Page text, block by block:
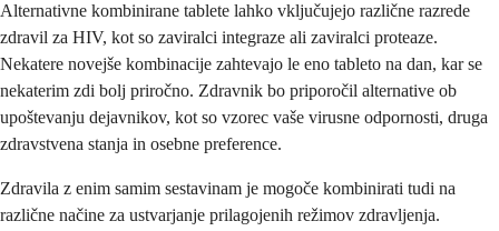
Alternativne kombinirane tablete lahko vključujejo različne razrede
zdravil za HIV, kot so zaviralci integraze ali zaviralci proteaze.
Nekatere novejše kombinacije zahtevajo le eno tableto na dan, kar se
nekaterim zdi bolj priročno. Zdravnik bo priporočil alternative ob
upoštevanju dejavnikov, kot so vzorec vaše virusne odpornosti, druga
zdravstvena stanja in osebne preference.
Zdravila z enim samim sestavinam je mogoče kombinirati tudi na
različne načine za ustvarjanje prilagojenih režimov zdravljenja.